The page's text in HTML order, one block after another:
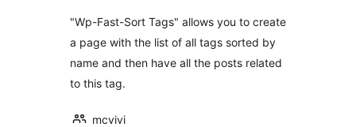
"Wp-Fast-Sort Tags" allows you to create
a page with the list of all tags sorted by
name and then have all the posts related
to this tag.
mcvivi